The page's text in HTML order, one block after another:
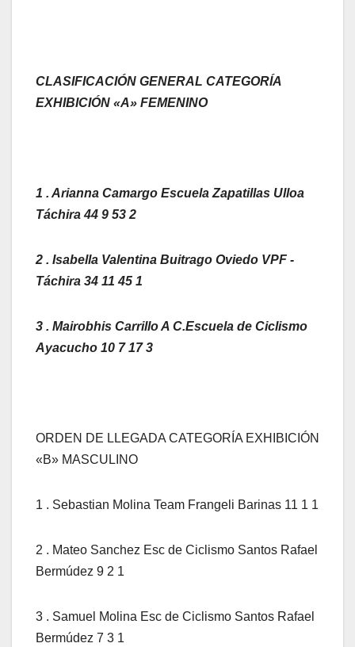
CLASIFICACIÓN GENERAL CATEGORÍA
EXHIBICIÓN «A» FEMENINO
1 . Arianna Camargo Escuela Zapatillas Ulloa
Táchira 44 9 53 2
2 . Isabella Valentina Buitrago Oviedo VPF -
Táchira 34 11 45 1
3 . Mairobhis Carrillo A C.Escuela de Ciclismo
Ayacucho 10 7 17 3
ORDEN DE LLEGADA CATEGORÍA EXHIBICIÓN
«B» MASCULINO
1 . Sebastian Molina Team Frangeli Barinas 11 1 1
2 . Mateo Sanchez Esc de Ciclismo Santos Rafael
Bermúdez 9 2 1
3 . Samuel Molina Esc de Ciclismo Santos Rafael
Bermúdez 7 3 1